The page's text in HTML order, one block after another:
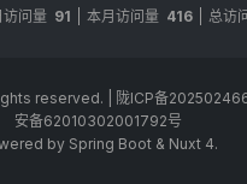
访问量 91 本月访问量 416 总访
reserved. 陇ICP备
安备62010302001792号
by Spring Boot & Nuxt 4.